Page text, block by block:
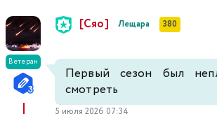
Ветеран
[Сяо] Лещара 380
Первый сезон был
смотреть
5 июля 2026 07:34